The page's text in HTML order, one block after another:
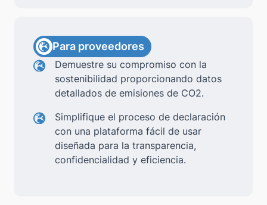
Para proveedores
Demuestre su compromiso con la
sostenibilidad proporcionando datos
detallados de emisiones de CO2.
Simplifique el proceso de declaración
con una plataforma fácil de usar
diseñada para la transparencia,
confidencialidad y eficiencia.